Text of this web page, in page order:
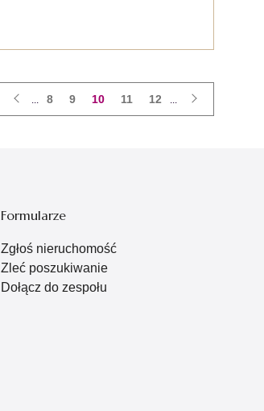
8 9 10 11 12
Formularze
Zgłoś nieruchomość
Zleć poszukiwanie
Dołącz do zespołu